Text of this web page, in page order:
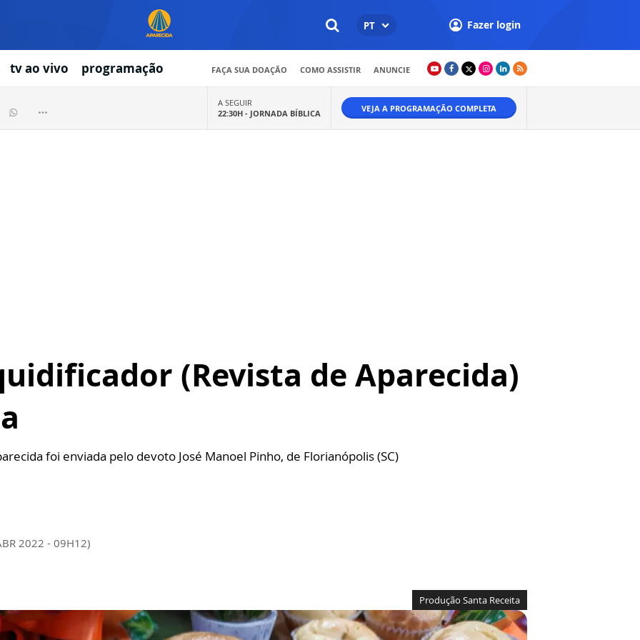
PT Fazer login
tv ao vivo programação FAÇA SUA DOAÇÃO COMO ASSISTIR ANUNCIE
A SEGUIR
22:30H - JORNADA BÍBLICA VEJA A PROGRAMAÇÃO COMPLETA
(Revista de Aparecida)
foi enviada pelo devoto José Manoel Pinho, de Florianópolis (SC)
2022 - 09H12)
Produção Santa Receita